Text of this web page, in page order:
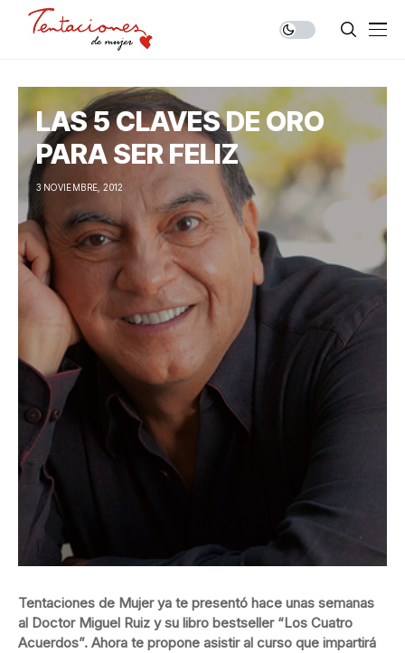
LAS 5 CLAVES DE ORO
PARA SER FELIZ
3 NOVIEMBRE, 2012
Tentaciones de Mujer ya te presentó hace unas semanas
al Doctor Miguel Ruiz y su libro bestseller “Los Cuatro
Acuerdos”. Ahora te propone asistir al curso que impartirá